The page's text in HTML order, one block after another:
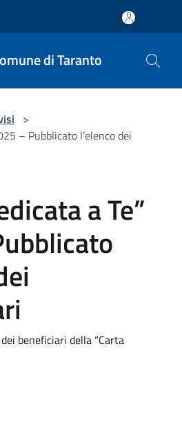
di Taranto
>
– Pubblicato l’elenco dei
a Te”
beneficiari della “Carta